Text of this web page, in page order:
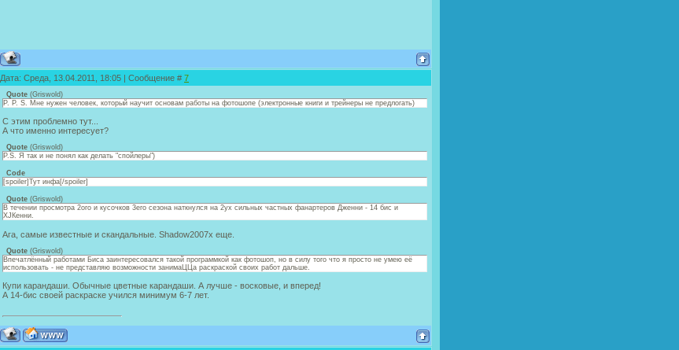
Дата: Среда, 13.04.2011, 18:05 | Сообщение # 7
Quote (Griswold)
P. P. S. Мне нужен человек, который научит основам работы на фотошопе (электронные книги и трейнеры не предлогать)
С этим проблемно тут...
А что именно интересует?
Quote (Griswold)
P.S. Я так и не понял как делать "спойлеры")
Code
[spoiler]Тут инфа[/spoiler]
Quote (Griswold)
В течении просмотра 2ого и кусочков 3его сезона наткнулся на 2ух сильных частных фанартеров Дженни - 14 бис и
XJКенни.
Ага, самые известные и скандальные. Shadow2007x еще.
Quote (Griswold)
Впечатлённый работами Биса заинтересовался такой программкой как фотошоп, но в силу того что я просто не умею её
использовать - не представляю возможности занимаЦЦа раскраской своих работ дальше.
Купи карандаши. Обычные цветные карандаши. А лучше - восковые, и вперед!
А 14-бис своей раскраске учился минимум 6-7 лет.